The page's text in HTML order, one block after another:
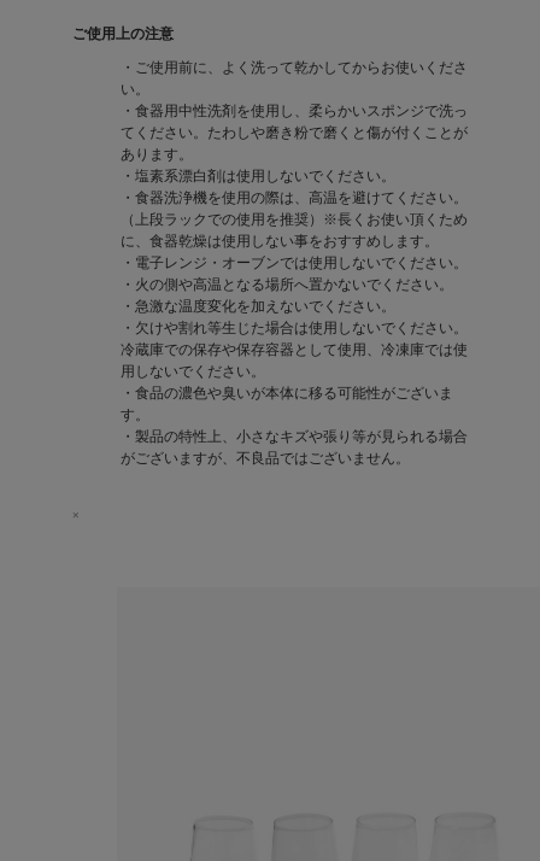
ご使用上の注意
・ご使用前に、よく洗って乾かしてからお使いくださ
い。
・食器用中性洗剤を使用し、柔らかいスポンジで洗っ
てください。たわしや磨き粉で磨くと傷が付くことが
あります。
・塩素系漂白剤は使用しないでください。
・食器洗浄機を使用の際は、高温を避けてください。
（上段ラックでの使用を推奨）※長くお使い頂くため
に、食器乾燥は使用しない事をおすすめします。
・電子レンジ・オーブンでは使用しないでください。
・火の側や高温となる場所へ置かないでください。
・急激な温度変化を加えないでください。
・欠けや割れ等生じた場合は使用しないでください。
冷蔵庫での保存や保存容器として使用、冷凍庫では使
用しないでください。
・食品の濃色や臭いが本体に移る可能性がございま
す。
・製品の特性上、小さなキズや張り等が見られる場合
がございますが、不良品ではございません。
×